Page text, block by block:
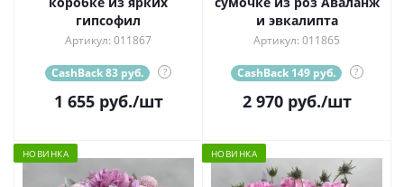
гипсофил
Артикул: 011867
CashBack 83 руб. ?
1 655руб./шт
и эвкалипта
Артикул: 011865
CashBack 149 руб. ?
2 970руб./шт
НОВИНКА НОВИНКА